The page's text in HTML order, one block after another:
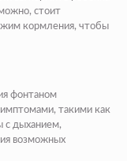
стоит
кормления, чтобы
фонтаном
такими как
с дыханием,
возможных